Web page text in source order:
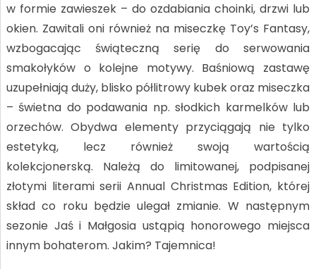
w formie zawieszek – do ozdabiania choinki, drzwi lub
okien. Zawitali oni również na miseczkę Toy’s Fantasy,
wzbogacając świąteczną serię do serwowania
smakołyków o kolejne motywy. Baśniową zastawę
uzupełniają duży, blisko półlitrowy kubek oraz miseczka
– świetna do podawania np. słodkich karmelków lub
orzechów. Obydwa elementy przyciągają nie tylko
estetyką, lecz również swoją wartością
kolekcjonerską. Należą do limitowanej, podpisanej
złotymi literami serii Annual Christmas Edition, której
skład co roku będzie ulegał zmianie. W następnym
sezonie Jaś i Małgosia ustąpią honorowego miejsca
innym bohaterom. Jakim? Tajemnica!